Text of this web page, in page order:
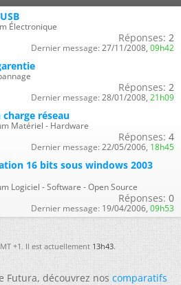
Électronique
Réponses: 2
Dernier message: 27/11/2008, 09h42
Réponses: 2
Dernier message: 28/01/2008, 21h09
réseau
Matériel - Hardware
Réponses: 4
Dernier message: 22/05/2006, 18h45
16 bits sous windows 2003
Logiciel - Software - Open Source
Réponses: 0
Dernier message: 19/04/2006, 09h53
+1. Il est actuellement13h43.
Futura, découvrez noscomparatifs